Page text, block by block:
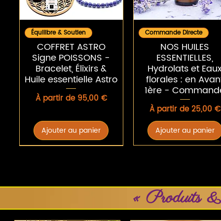
Aperçu rapide
Équilibre & Soutien
COFFRET ASTRO
Signe POISSONS -
Bracelet, Élixirs &
Huile essentielle Astro
À partir de 95,00 €
Prix promotionnel
Ajouter au panier
Aperçu rapide
Commande Directe
NOS HUILES
ESSENTIELLES,
Hydrolats et
florales : en
1ère -
À partir de25,00 €
Prix promotionnel
Ajouter au panier
« Produits